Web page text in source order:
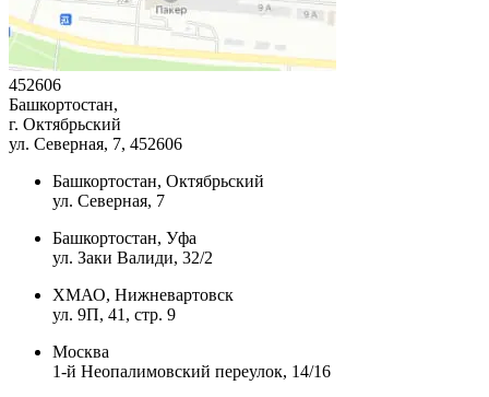
452606
Башкортостан,
г. Октябрьский
ул. Северная, 7, 452606
Башкортостан, Октябрьский
ул. Северная, 7
Башкортостан, Уфа
ул. Заки Валиди, 32/2
ХМАО, Нижневартовск
ул. 9П, 41, стр. 9
Москва
1-й Неопалимовский переулок, 14/16